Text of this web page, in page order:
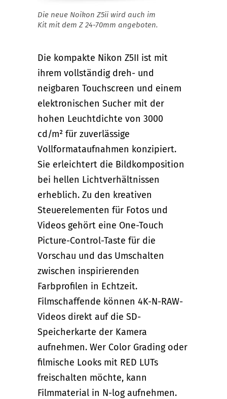
Die neue Noikon Z5ii wird auch im
Kit mit dem Z 24-70mm angeboten.
Die kompakte Nikon Z5II ist mit
ihrem vollständig dreh- und
neigbaren Touchscreen und einem
elektronischen Sucher mit der
hohen Leuchtdichte von 3000
cd/m² für zuverlässige
Vollformataufnahmen konzipiert.
Sie erleichtert die Bildkomposition
bei hellen Lichtverhältnissen
erheblich. Zu den kreativen
Steuerelementen für Fotos und
Videos gehört eine One-Touch
Picture-Control-Taste für die
Vorschau und das Umschalten
zwischen inspirierenden
Farbprofilen in Echtzeit.
Filmschaffende können 4K-N-RAW-
Videos direkt auf die SD-
Speicherkarte der Kamera
aufnehmen. Wer Color Grading oder
filmische Looks mit RED LUTs
freischalten möchte, kann
Filmmaterial in N-log aufnehmen.